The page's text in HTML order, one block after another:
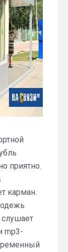
приятно.
карман.
mp3-